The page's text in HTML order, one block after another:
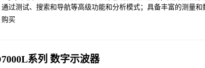
通过测试、搜索和导航等高级功能和分析模式；具备丰富的测量和
购买
系列 数字示波器